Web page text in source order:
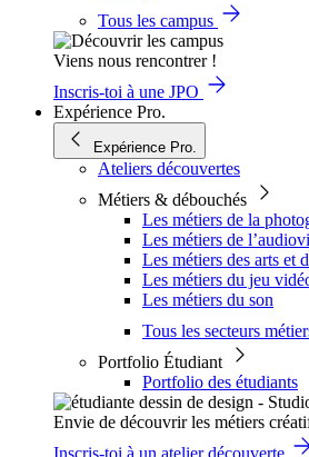
Tous les campus
Viens nous rencontrer !
Inscris-toi à une JPO
Expérience Pro.
Expérience Pro.
Ateliers découvertes
Métiers & débouchés
Les métiers de la
Les métiers de
Les métiers des arts et
Les métiers du jeu
Les métiers du son
Tous les secteurs
Portfolio Étudiant
Portfolio des étudiants
Envie de découvrir les métiers
Inscris-toi à un atelier découverte